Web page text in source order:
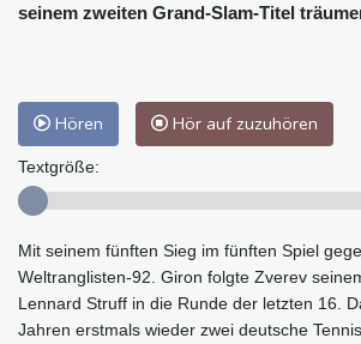
seinem zweiten Grand-Slam-Titel
Hören Hör auf zuzuhören
Textgröße:
Mit seinem fünften Sieg im fünften Spiel
Weltranglisten-92. Giron folgte Zverev
Lennard Struff in die Runde der letzten 16.
Jahren erstmals wieder zwei deutsche